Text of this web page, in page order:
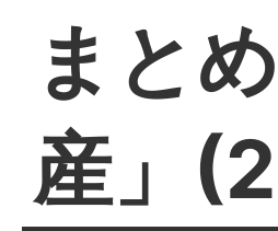
まと
産」